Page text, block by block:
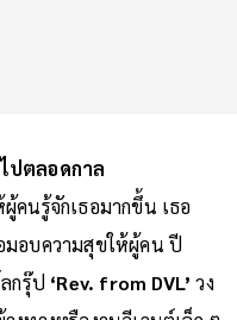
ปตลอดกาล
คนรู้จักเธอมากขึ้น เธอ
มอบความสุขให้ผู้คน ปี
กรุ๊ป ‘Rev. from DVL’วง